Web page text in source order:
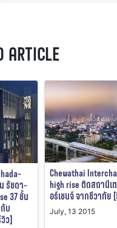
ARTICLE
รัชดา-
37 ชั้น
บ
ว]
Chewathai
high rise ติดสถานีเ
อร์เชนจ์ จากชีวาทัย
July, 13 2015